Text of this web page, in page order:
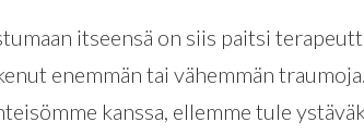
itseensä on siis paitsi
enemmän tai vähemmän
kanssa, ellemme tule